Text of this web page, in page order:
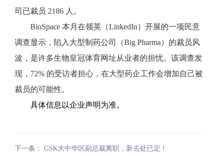
司已裁员 2186 人。
BioSpace 本月在领英（LinkedIn）开展的一项民意
调查显示，陷入大型制药公司（Big Pharma）的裁员风
波，是许多生物皇冠体育网址从业者的担忧。该调查发
现，72% 的受访者担心，在大型药企工作会增加自己被
裁员的可能性。
具体信息以企业声明为准。
下一条： GSK大中华区副总裁离职，新去处已定！